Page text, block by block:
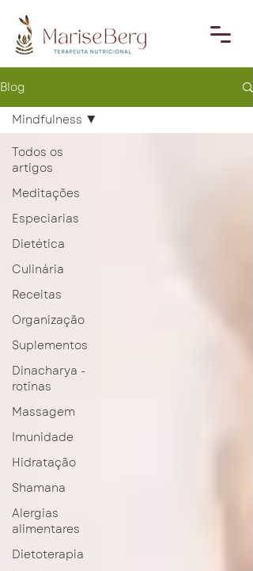
Blog
Todos os
artigos
Meditações
Especiarias
Dietética
Culinária
Receitas
Organização
Suplementos
Dinacharya -
rotinas
Massagem
Imunidade
Hidratação
Shamana
Alergias
alimentares
Dietoterapia
Mindfulness